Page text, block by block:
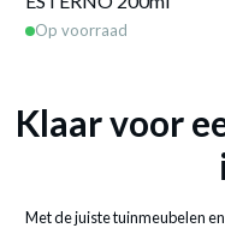
Op voorraad
Klaar voor
Met de juiste tuinmeubelen